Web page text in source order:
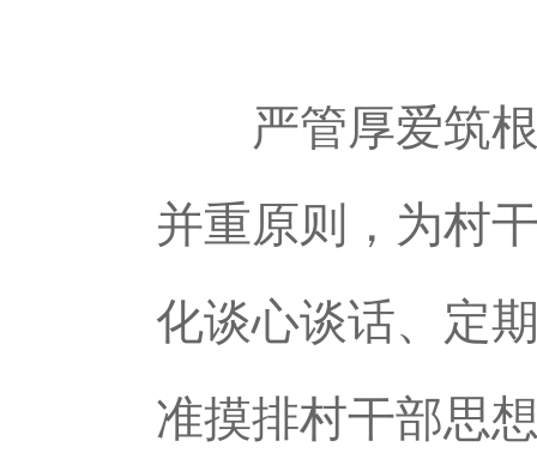
严管厚爱筑根
并重原则，为村
化谈心谈话、定
准摸排村干部思